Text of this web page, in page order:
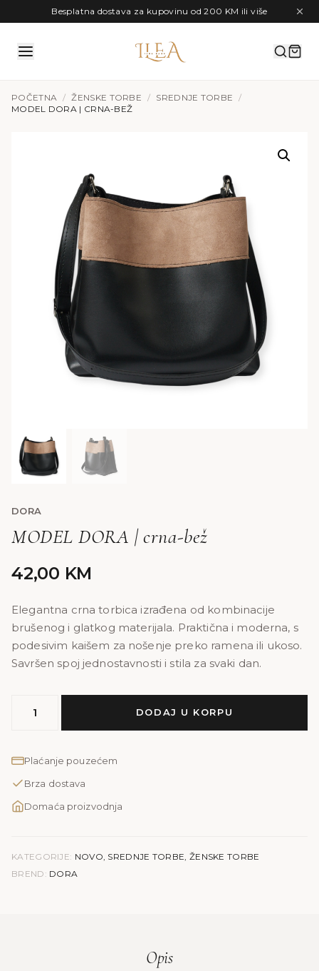
Preskoči na sadržajBesplatna dostava za kupovinu od 200 KM ili više
POČETNA / ŽENSKE TORBE / SREDNJE TORBE
/
MODEL DORA | CRNA-BEŽ
DORA
MODEL DORA | crna-bež
42,00 KM
Elegantna crna torbica izrađena od kombinacije
brušenog i glatkog materijala. Praktična i moderna, s
podesivim kaišem za nošenje preko ramena ili ukoso.
Savršen spoj jednostavnosti i stila za svaki dan.
DORA
crna-
količina
DODAJ U KORPU
Plaćanje pouzećem
Brza dostava
Domaća proizvodnja
KATEGORIJE: NOVO SREDNJE TORBE ŽENSKE TORBE
BREND: DORA
Opis